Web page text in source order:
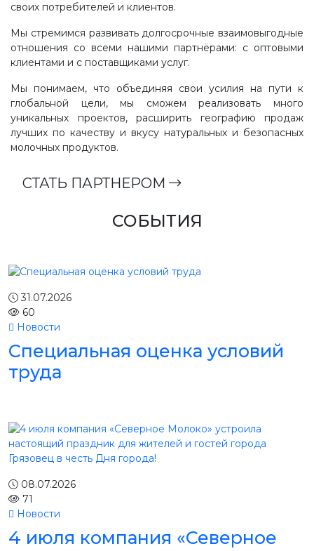
своих потребителей и клиентов.
Мы стремимся развивать долгосрочные взаимовыгодные
отношения со всеми нашими партнёрами: с оптовыми
клиентами и с поставщиками услуг.
Мы понимаем, что объединяя свои усилия на пути к
глобальной цели, мы сможем реализовать много
уникальных проектов, расширить географию продаж
лучших по качеству и вкусу натуральных и безопасных
молочных продуктов.
СТАТЬ ПАРТНЕРОМ
СОБЫТИЯ
31.07.2026
60
Новости
Специальная оценка условий
труда
08.07.2026
71
Новости
4 июля компания «Северное